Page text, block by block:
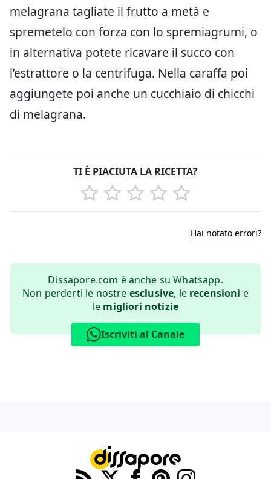
melagrana tagliate il frutto a metà e
spremetelo con forza con lo spremiagrumi, o
in alternativa potete ricavare il succo con
l’estrattore o la centrifuga. Nella caraffa poi
aggiungete poi anche un cucchiaio di chicchi
di melagrana.
TI È PIACIUTA LA RICETTA?
Hai notato errori?
Dissapore.com è anche su Whatsapp.
Non perderti le nostre esclusive, le recensioni e
le migliori notizie
Iscriviti al Canale